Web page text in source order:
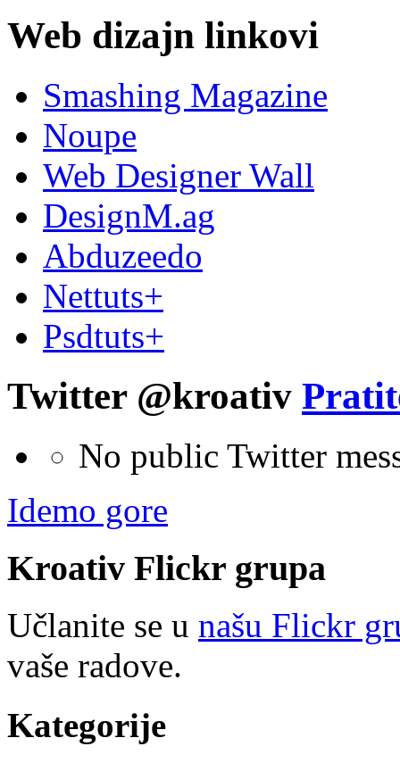
Web dizajn linkovi
Smashing Magazine
Noupe
Web Designer Wall
DesignM.ag
Abduzeedo
Nettuts+
Psdtuts+
Twitter @kroativ
No public Twitter
Idemo gore
Kroativ Flickr grupa
Učlanite se u našu Flickr
vaše radove.
Kategorije